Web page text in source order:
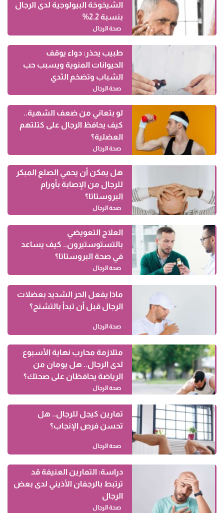
الشيخوخة البيولوجية لدى الرجال
بنسبة 2.2%
صحة الرجال
طبيب يحذر: دواء يوقف
الحيوانات المنوية ويسبب حب
الشباب وتضخم الثدي
صحة الرجال
لو بتعاني من ضعف الشهية..
كيف يحافظ الرجال على كتلتهم
العضلية؟
صحة الرجال
هل يمكن أن يحمي الصلع المبكر
للرجال من الإصابة بأورام
البروستاتا؟
صحة الرجال
العلاج التعويضي
بالتستوستيرون.. كيف يساعد
في صحة البروستاتا؟
صحة الرجال
ماذا يفعل الحر الشديد بعضلات
الرجال قبل أن تبدأ بالتشنج؟
صحة الرجال
متلازمة محارب نهاية الأسبوع
لدى الرجال.. هل يومان من
الرياضة يحافظان على صحتك؟
صحة الرجال
تمارين كيجل للرجال.. هل
تحسن فرص الإنجاب؟
صحة الرجال
دراسة: التمارين العنيفة قد
ترتبط بالرجفان الأذيني لدى بعض
الرجال
صحة الرجال